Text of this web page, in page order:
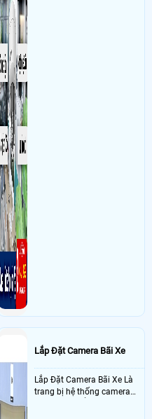
Lắp Đặt Camera Bãi Xe
Lắp Đặt Camera Bãi Xe Là
trang bị hệ thống camera